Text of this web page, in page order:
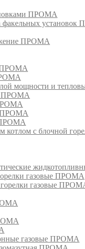
ПРОМА
факельных
ПРОМА
ПРОМА
мощности и
ПРОМА
ПРОМА
ПРОМА
с блочной
газовые ПРОМА
горелки газовые
газовые ПРОМА